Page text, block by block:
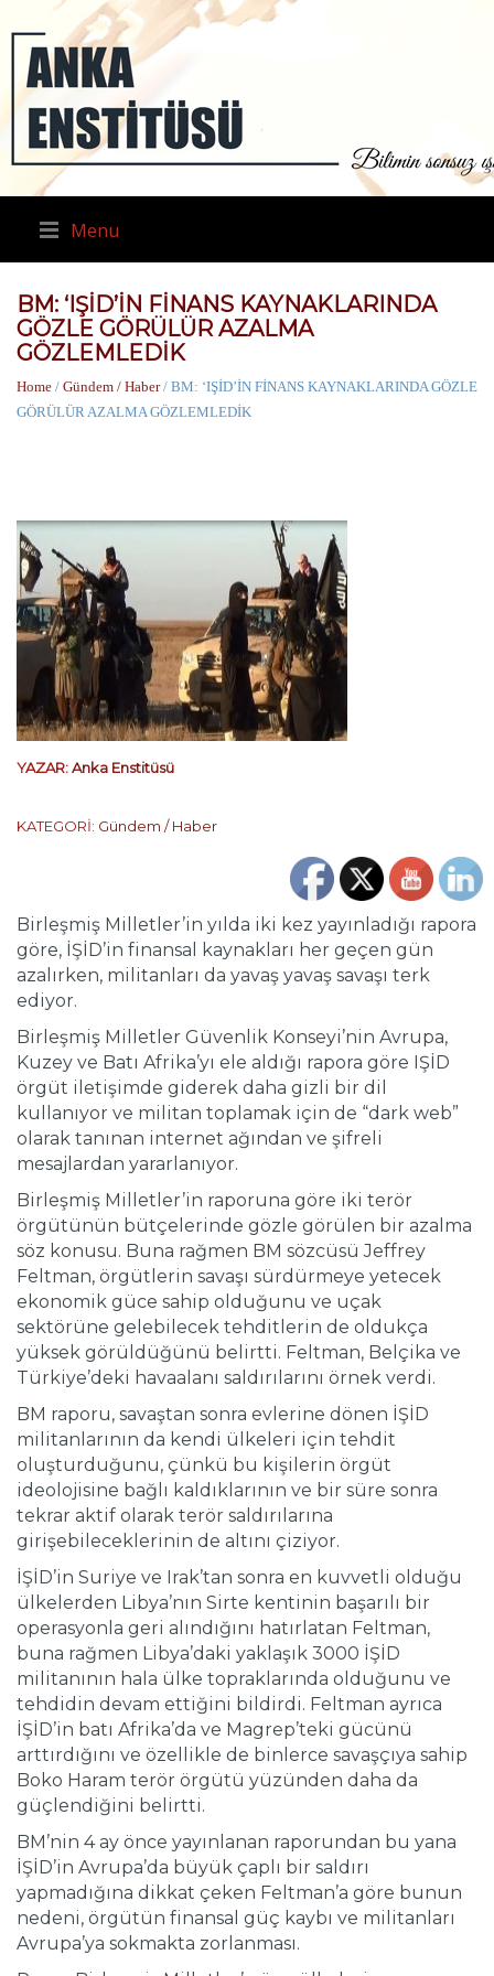
Menu
BM: ‘IŞİD’İN FİNANS KAYNAKLARINDA
GÖZLE GÖRÜLÜR AZALMA
GÖZLEMLEDİK
Home / Gündem / Haber/ BM: ‘IŞİD’İN FİNANS KAYNAKLARINDA GÖZLE
GÖRÜLÜR AZALMA GÖZLEMLEDİK
YAZAR:Anka Enstitüsü
KATEGORİ: Gündem / Haber
Birleşmiş Milletler’in yılda iki kez yayınladığı rapora
göre, İŞİD’in finansal kaynakları her geçen gün
azalırken, militanları da yavaş yavaş savaşı terk
ediyor.
Birleşmiş Milletler Güvenlik Konseyi’nin Avrupa,
Kuzey ve Batı Afrika’yı ele aldığı rapora göre IŞİD
örgüt iletişimde giderek daha gizli bir dil
kullanıyor ve militan toplamak için de “dark web”
olarak tanınan internet ağından ve şifreli
mesajlardan yararlanıyor.
Birleşmiş Milletler’in raporuna göre iki terör
örgütünün bütçelerinde gözle görülen bir azalma
söz konusu. Buna rağmen BM sözcüsü Jeffrey
Feltman, örgütlerin savaşı sürdürmeye yetecek
ekonomik güce sahip olduğunu ve uçak
sektörüne gelebilecek tehditlerin de oldukça
yüksek görüldüğünü belirtti. Feltman, Belçika ve
Türkiye’deki havaalanı saldırılarını örnek verdi.
BM raporu, savaştan sonra evlerine dönen İŞİD
militanlarının da kendi ülkeleri için tehdit
oluşturduğunu, çünkü bu kişilerin örgüt
ideolojisine bağlı kaldıklarının ve bir süre sonra
tekrar aktif olarak terör saldırılarına
girişebileceklerinin de altını çiziyor.
İŞİD’in Suriye ve Irak’tan sonra en kuvvetli olduğu
ülkelerden Libya’nın Sirte kentinin başarılı bir
operasyonla geri alındığını hatırlatan Feltman,
buna rağmen Libya’daki yaklaşık 3000 İŞİD
militanının hala ülke topraklarında olduğunu ve
tehdidin devam ettiğini bildirdi. Feltman ayrıca
İŞİD’in batı Afrika’da ve Magrep’teki gücünü
arttırdığını ve özellikle de binlerce savaşçıya sahip
Boko Haram terör örgütü yüzünden daha da
güçlendiğini belirtti.
BM’nin 4 ay önce yayınlanan raporundan bu yana
İŞİD’in Avrupa’da büyük çaplı bir saldırı
yapmadığına dikkat çeken Feltman’a göre bunun
nedeni, örgütün finansal güç kaybı ve militanları
Avrupa’ya sokmakta zorlanması.